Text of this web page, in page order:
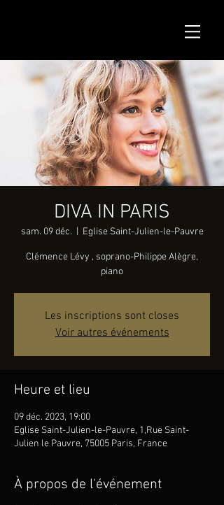
DIVA IN PARIS
sam. 09 déc. Eglise Saint-Julien-le-Pauvre
Clémence Lévy , soprano-Philippe Alègre,
piano
Les inscriptions sont closes
Voir autres événements
Heure et lieu
09 déc. 2023, 19:00
Eglise Saint-Julien-le-Pauvre, 1,Rue Saint-
Julien le Pauvre, 75005 Paris, France
À propos de l'événement